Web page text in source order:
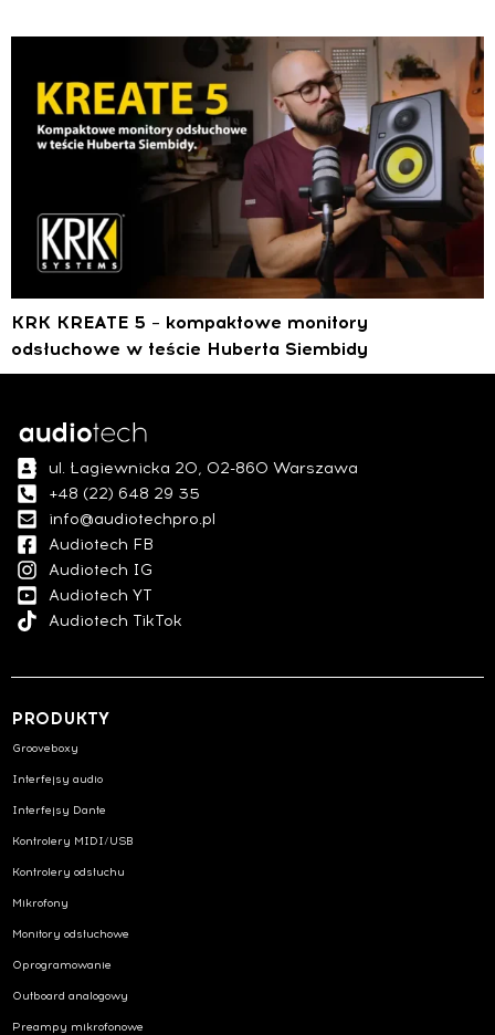
KRK KREATE 5 – kompaktowe monitory
odsłuchowe w teście Huberta Siembidy
ul. Łagiewnicka 20, 02-860 Warszawa
+48 (22) 648 29 35
info@audiotechpro.pl
Audiotech FB
Audiotech IG
Audiotech YT
Audiotech TikTok
PRODUKTY
Grooveboxy
Interfejsy audio
Interfejsy Dante
Kontrolery MIDI/USB
Kontrolery odsłuchu
Mikrofony
Monitory odsłuchowe
Oprogramowanie
Outboard analogowy
Preampy mikrofonowe